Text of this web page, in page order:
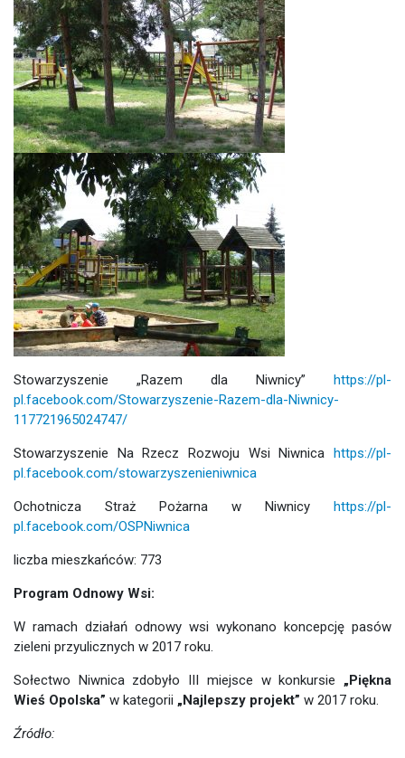
Stowarzyszenie „Razem dla Niwnicy”
https://pl-
pl.facebook.com/Stowarzyszenie-Razem-dla-Niwnicy-
117721965024747/
Stowarzyszenie Na Rzecz Rozwoju Wsi Niwnica
https://pl-
pl.facebook.com/stowarzyszenieniwnica
Ochotnicza Straż Pożarna w Niwnicy
https://pl-
pl.facebook.com/OSPNiwnica
liczba mieszkańców: 773
Program Odnowy Wsi:
W ramach działań odnowy wsi wykonano koncepcję pasów
zieleni przyulicznych w 2017 roku.
Sołectwo Niwnica zdobyło III miejsce w konkursie „Piękna
Wieś Opolska” w kategorii „Najlepszy projekt” w 2017 roku.
Źródło: